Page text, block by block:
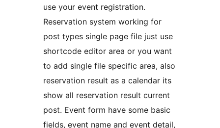
use your event registration.
Reservation system working for
post types single page file just use
shortcode editor area or you want
to add single file specific area, also
reservation result as a calendar its
show all reservation result current
post. Event form have some basic
fields, event name and event detail,